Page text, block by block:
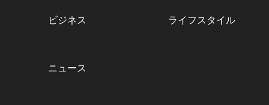
ビジネス ライフスタイル
ニュース